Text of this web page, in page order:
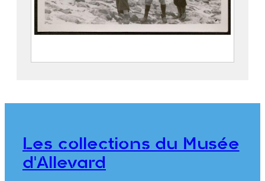
Groupe de randonneurs transportant
Les collections du Musée
d'Allevard